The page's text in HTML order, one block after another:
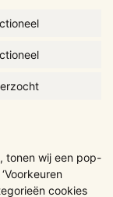
tonen wij een pop-
cookies